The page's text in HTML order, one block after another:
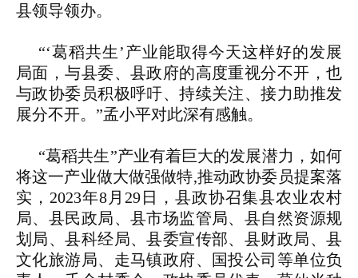
县领导领办。
“‘葛稻共生’产业能取得今天这样好的发展
局面，与县委、县政府的高度重视分不开，也
与政协委员积极呼吁、持续关注、接力助推发
展分不开。”孟小平对此深有感触。
“葛稻共生”产业有着巨大的发展潜力，如何
将这一产业做大做强做特,推动政协委员提案落
实，2023年8月29日，县政协召集县农业农村
局、县民政局、县市场监管局、县自然资源规
划局、县科经局、县委宣传部、县财政局、县
文化旅游局、走马镇政府、国投公司等单位负